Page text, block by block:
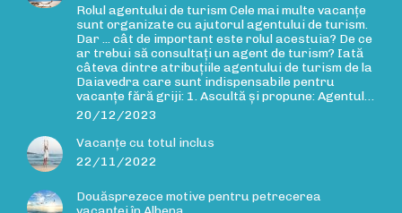
Rolul agentului de turism Cele mai multe vacanțe
sunt organizate cu ajutorul agentului de turism.
Dar ... cât de important este rolul acestuia? De ce
ar trebui să consultați un agent de turism? Iată
câteva dintre atribuțiile agentului de turism de la
Daiavedra care sunt indispensabile pentru
vacanțe fără griji: 1. Ascultă și propune: Agentul…
20/12/2023
Vacanțe cu totul inclus
22/11/2022
Douăsprezece motive pentru petrecerea